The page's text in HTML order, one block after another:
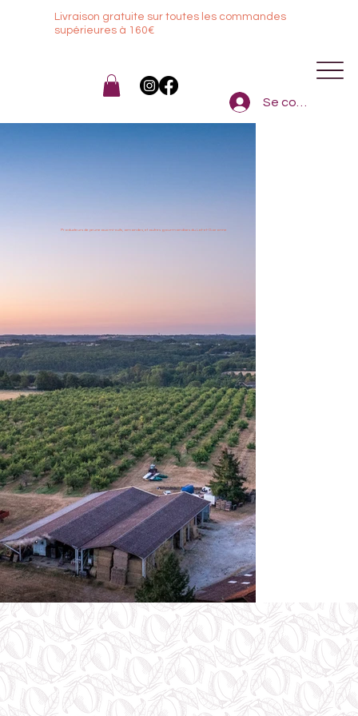
Livraison gratuite sur toutes les commandes
supérieures à 160€
Se connecter
Prairie Prune
Producteurs de pruneaux mi-cuits, amandes, et autres gourmandises du Lot-et-Garonne